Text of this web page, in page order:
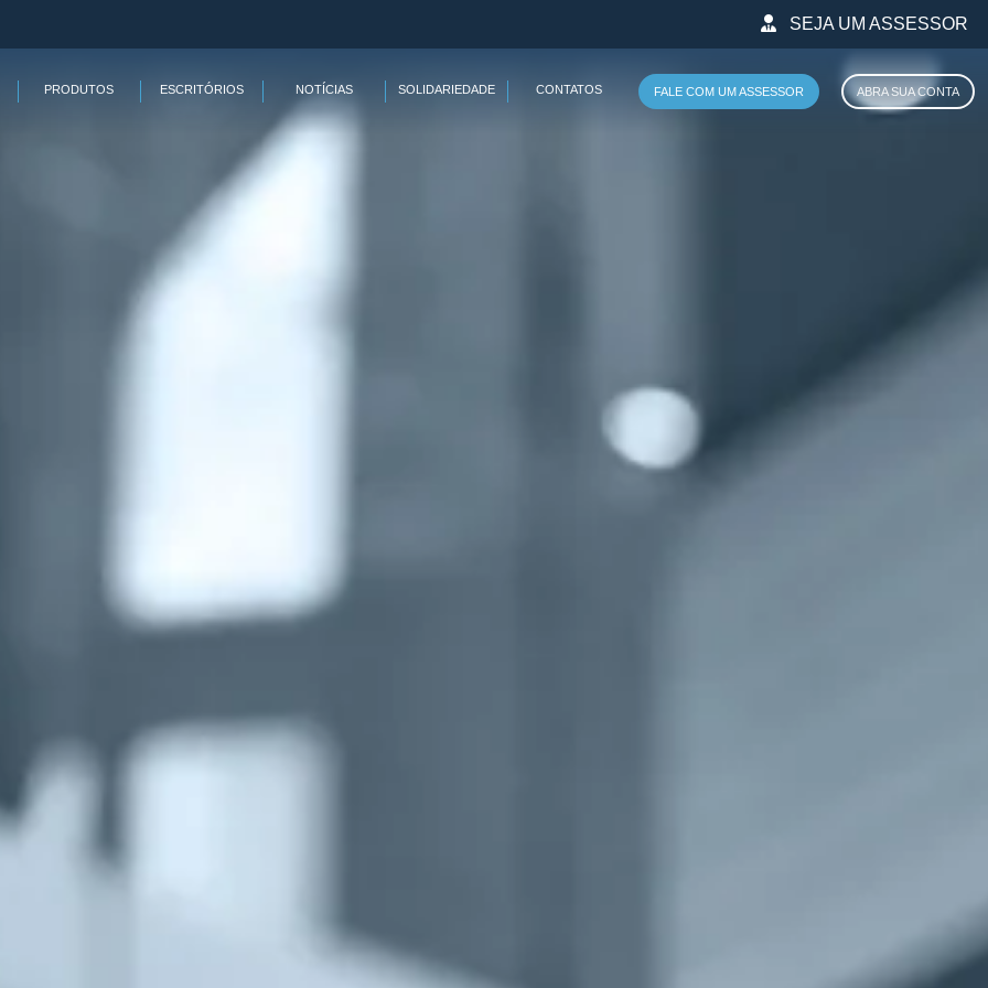
SEJA UM ASSESSOR
PRODUTOS ESCRITÓRIOS NOTÍCIAS SOLIDARIEDADE CONTATOS FALE COM UM ASSESSOR ABRA SUA CONTA